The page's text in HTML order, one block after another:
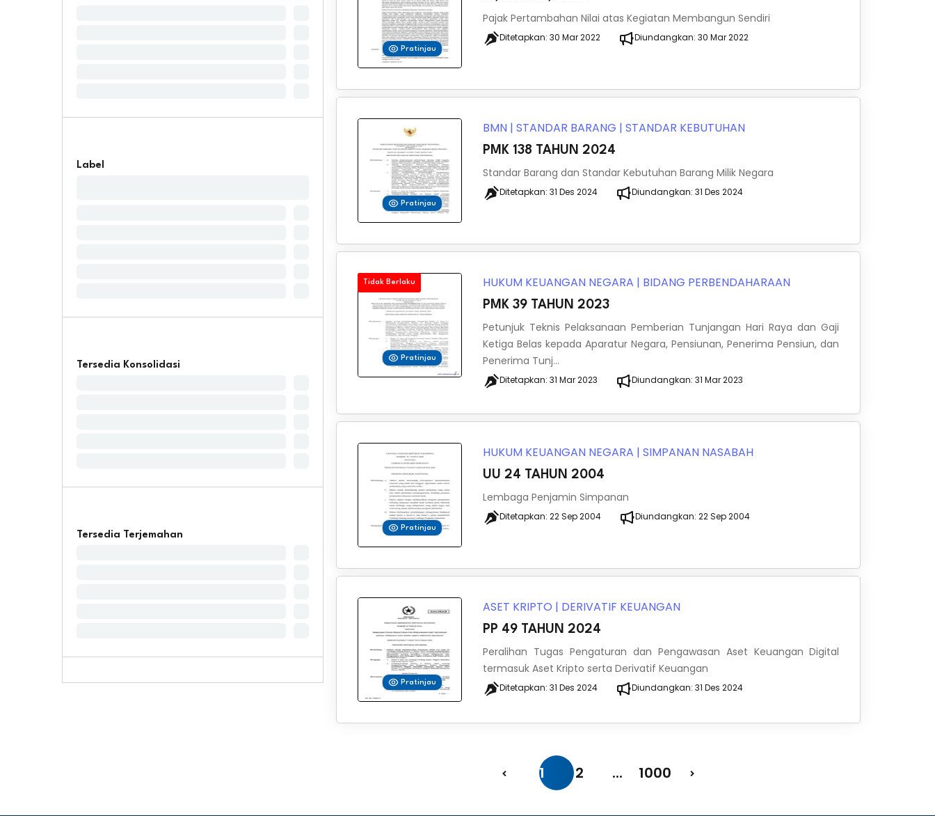
Label
Tersedia Konsolidasi
Tersedia Terjemahan
Pratinjau
Pajak Pertambahan Nilai atas Kegiatan Membangun Sendiri
Ditetapkan:30 Mar 2022 Diundangkan:30 Mar 2022
Pratinjau
BMN |STANDAR BARANG |STANDAR KEBUTUHAN
PMK 138 TAHUN 2024
Standar Barang dan Standar Kebutuhan Barang Milik Negara
Ditetapkan:31 Des 2024 Diundangkan:31 Des 2024
Tidak Berlaku
Pratinjau
HUKUM KEUANGAN NEGARA | BIDANG PERBENDAHARAAN
PMK 39 TAHUN 2023
Petunjuk Teknis Pelaksanaan Pemberian Tunjangan Hari Raya dan Gaji
Ketiga Belas kepada Aparatur Negara, Pensiunan, Penerima Pensiun, dan
Penerima Tunj...
Ditetapkan:31 Mar 2023 Diundangkan:31 Mar 2023
Pratinjau
HUKUM KEUANGAN NEGARA |SIMPANAN NASABAH
UU 24 TAHUN 2004
Lembaga Penjamin Simpanan
Ditetapkan:22 Sep 2004 Diundangkan:22 Sep 2004
Pratinjau
ASET KRIPTO | DERIVATIF KEUANGAN
PP 49 TAHUN 2024
Peralihan Tugas Pengaturan dan Pengawasan Aset Keuangan Digital
termasuk Aset Kripto serta Derivatif Keuangan
Ditetapkan:31 Des 2024 Diundangkan:31 Des 2024
1 2 ... 1000